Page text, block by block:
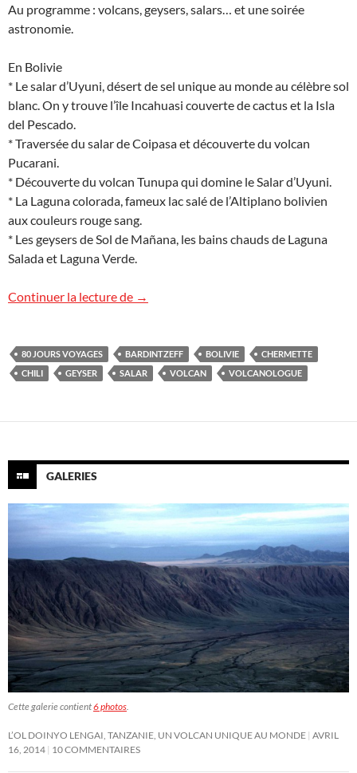
Au programme : volcans, geysers, salars… et une soirée
astronomie.
En Bolivie
* Le salar d’Uyuni, désert de sel unique au monde au célèbre sol
blanc. On y trouve l’île Incahuasi couverte de cactus et la Isla
del Pescado.
* Traversée du salar de Coipasa et découverte du volcan
Pucarani.
* Découverte du volcan Tunupa qui domine le Salar d’Uyuni.
* La Laguna colorada, fameux lac salé de l’Altiplano bolivien
aux couleurs rouge sang.
* Les geysers de Sol de Mañana, les bains chauds de Laguna
Salada et Laguna Verde.
Continuer la lecture de Voyage Bolivie Chili
→
80 JOURS VOYAGES BARDINTZEFF BOLIVIE
CHERMETTE
CHILI
GEYSER SALAR VOLCAN VOLCANOLOGUE
GALERIES
Cette galerie contient6 photos
L’OL DOINYO LENGAI, TANZANIE, UN VOLCAN UNIQUE AU MONDE AVRIL
16, 2014 10 COMMENTAIRES